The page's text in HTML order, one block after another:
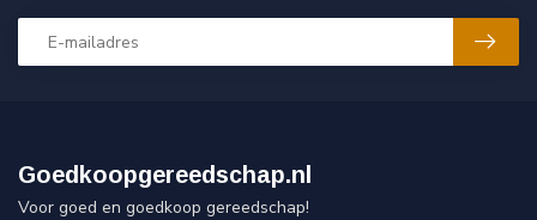
Goedkoopgereedschap.nl
Voor goed en goedkoop gereedschap!